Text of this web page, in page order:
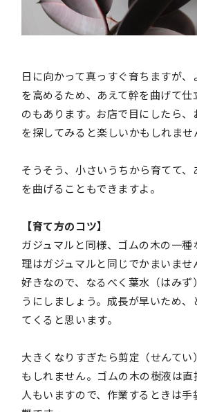
日に向かって真っすぐ育ちますが
を高めるため、あえて幹を曲げて仕
のもあります。お店で目にしたら、
を探してみると楽しいかもしれませ
そうそう、小さいうちから育てて、
を曲げることもできますよ。
【育て方のコツ】
ガジュマルと同様、ゴムの木の一種
理はガジュマルと同じでかまいませ
好きなので、なるべく葉水（はみず
うにしましょう。成長が早いため
てくると思います。
大きくなりすぎたら剪定（せんてい
もしれません。ゴムの木の樹液は直
人もいますので、作業するときは